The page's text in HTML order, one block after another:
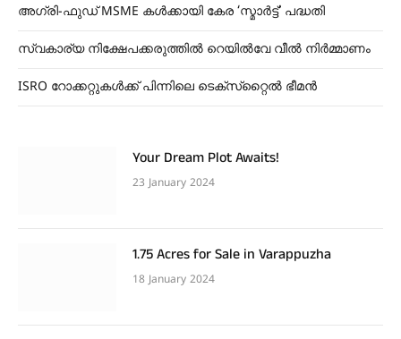
അഗ്രി-ഫുഡ് MSME കൾക്കായി കേര ‘സ്മാര്‍ട്ട്’ പദ്ധതി
സ്വകാര്യ നിക്ഷേപക്കരുത്തിൽ റെയിൽവേ വീൽ നിർമ്മാണം
ISRO റോക്കറ്റുകൾക്ക് പിന്നിലെ ടെക്‌സ്‌റ്റൈൽ ഭീമൻ
Your Dream Plot Awaits!
23 January 2024
1.75 Acres for Sale in Varappuzha
18 January 2024